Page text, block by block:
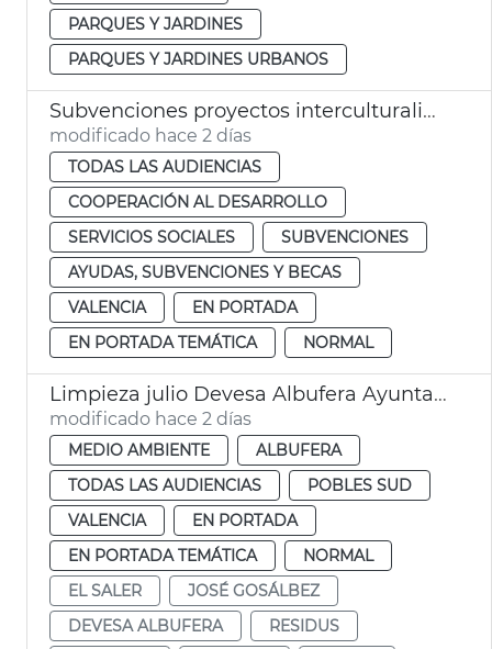
PARQUES Y JARDINES
PARQUES Y JARDINES URBANOS
Subvenciones proyectos interculturalidad, prevención del racismo y la xenofobia
modificado hace 2 días
TODAS LAS AUDIENCIAS
COOPERACIÓN AL DESARROLLO
SERVICIOS SOCIALES
SUBVENCIONES
AYUDAS, SUBVENCIONES Y BECAS
VALENCIA
EN PORTADA
EN PORTADA TEMÁTICA
NORMAL
Limpieza julio Devesa Albufera Ayuntamiento València
modificado hace 2 días
MEDIO AMBIENTE
ALBUFERA
TODAS LAS AUDIENCIAS
POBLES SUD
VALENCIA
EN PORTADA
EN PORTADA TEMÁTICA
NORMAL
EL SALER
JOSÉ GOSÁLBEZ
DEVESA ALBUFERA
RESIDUS